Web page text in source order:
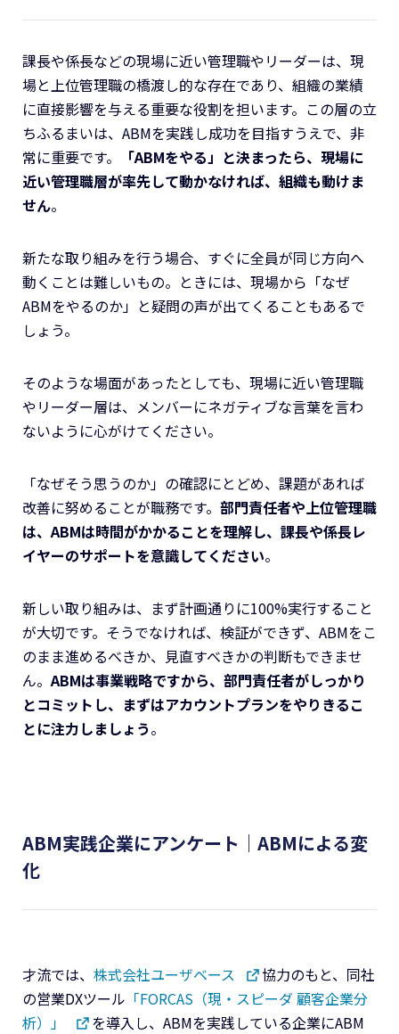
課長や係長などの現場に近い管理職やリーダーは、現
場と上位管理職の橋渡し的な存在であり、組織の業績
に直接影響を与える重要な役割を担います。この層の立
ちふるまいは、ABMを実践し成功を目指すうえで、非
常に重要です。
「ABMをやる」と決まったら、現場に
近い管理職層が率先して動かなければ、組織も動けま
せん。
新たな取り組みを行う場合、すぐに全員が同じ方向へ
動くことは難しいもの。ときには、現場から「なぜ
ABMをやるのか」と疑問の声が出てくることもあるで
しょう。
そのような場面があったとしても、現場に近い管理職
やリーダー層は、メンバーにネガティブな言葉を言わ
ないように心がけてください。
「なぜそう思うのか」の確認にとどめ、課題があれば
改善に努めることが職務です。 部門責任者や上位管理職
は、ABMは時間がかかることを理解し、課長や係長レ
イヤーのサポートを意識してください。
新しい取り組みは、まず計画通りに100%実行すること
が大切です。そうでなければ、検証ができず、ABMをこ
のまま進めるべきか、見直すべきかの判断もできませ
ん。ABMは事業戦略ですから、部門責任者がしっかり
とコミットし、まずはアカウントプランをやりきるこ
とに注力しましょう。
ABM実践企業にアンケート｜ABMによる変
化
才流では、 株式会社ユーザベース
協力のもと、同社
の営業DXツール 「FORCAS（現・スピーダ 顧客企業分
析）」
を導入し、ABMを実践している企業にABM